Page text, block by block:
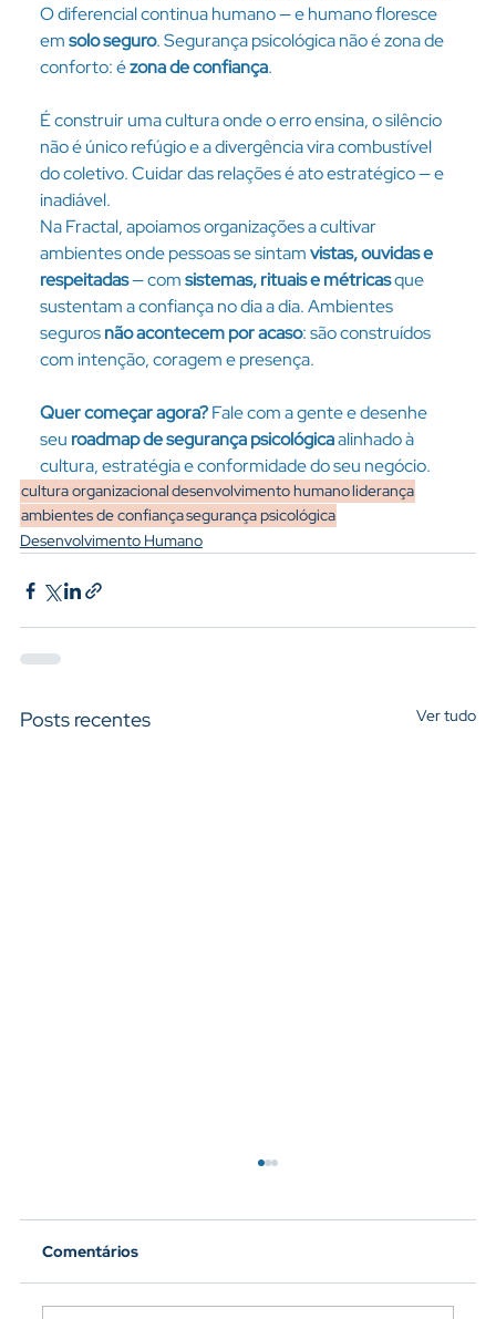
O diferencial continua humano — e humano floresce
em solo seguro. Segurança psicológica não é zona de
conforto: é zona de confiança.
É construir uma cultura onde o erro ensina, o silêncio
não é único refúgio e a divergência vira combustível
do coletivo. Cuidar das relações é ato estratégico — e
inadiável.
Na Fractal, apoiamos organizações a cultivar
ambientes onde pessoas se sintam vistas, ouvidas e
respeitadas — com sistemas, rituais e métricas que
sustentam a confiança no dia a dia. Ambientes
seguros não acontecem por acaso: são construídos
com intenção, coragem e presença.
Quer começar agora? Fale com a gente e desenhe
seu roadmap de segurança psicológica alinhado à
cultura, estratégia e conformidade do seu negócio.
cultura organizacionaldesenvolvimento humanoliderança
ambientes de confiançasegurança psicológica
Desenvolvimento Humano
Posts recentes Ver tudo
Comentários